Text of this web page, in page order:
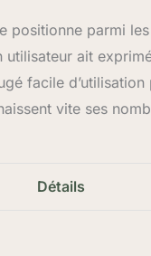
positionne parmi
utilisateur ait
facile d’utilisation
vite ses
Détails